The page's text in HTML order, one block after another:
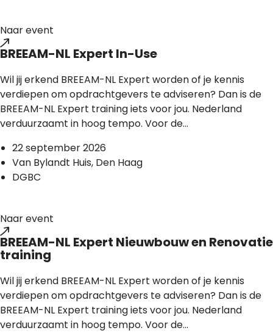
Naar event
BREEAM-NL Expert In-Use
Wil jij erkend BREEAM-NL Expert worden of je kennis
verdiepen om opdrachtgevers te adviseren? Dan is de
BREEAM-NL Expert training iets voor jou. Nederland
verduurzaamt in hoog tempo. Voor de...
22 september 2026
Van Bylandt Huis, Den Haag
DGBC
Naar event
BREEAM-NL Expert Nieuwbouw en Renovatie
training
Wil jij erkend BREEAM-NL Expert worden of je kennis
verdiepen om opdrachtgevers te adviseren? Dan is de
BREEAM-NL Expert training iets voor jou. Nederland
verduurzaamt in hoog tempo. Voor de...